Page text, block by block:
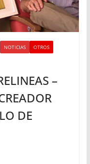
NOTICIAS
OTROS
–
DE